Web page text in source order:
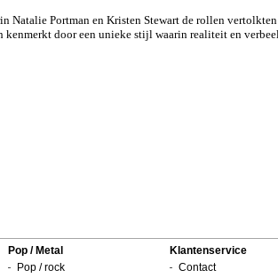
Natalie Portman en Kristen Stewart de rollen
door een unieke stijl waarin realiteit en
Pop / Metal
Pop / rock
Klantenservice
Contact